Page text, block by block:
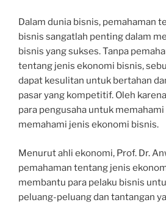
Dalam dunia bisnis, pemahaman
bisnis sangatlah penting dalam
bisnis yang sukses. Tanpa
tentang jenis ekonomi bisnis,
dapat kesulitan untuk bertahan
pasar yang kompetitif. Oleh
para pengusaha untuk
memahami jenis ekonomi bisnis.
Menurut ahli ekonomi, Prof. Dr.
pemahaman tentang jenis
membantu para pelaku bisnis
peluang-peluang dan tantangan